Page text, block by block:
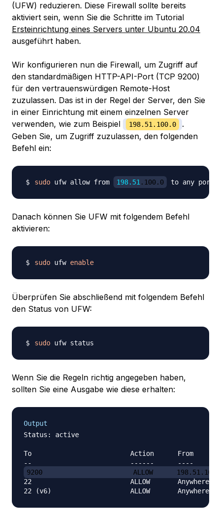
(UFW) reduzieren. Diese Firewall sollte bereits
aktiviert sein, wenn Sie die Schritte im Tutorial
Ersteinrichtung eines Servers unter Ubuntu 20.04
ausgeführt haben.
Wir konfigurieren nun die Firewall, um Zugriff auf
den standardmäßigen HTTP-API-Port (TCP 9200)
für den vertrauenswürdigen Remote-Host
zuzulassen. Das ist in der Regel der Server, den Sie
in einer Einrichtung mit einem einzelnen Server
verwenden, wie zum Beispiel
198.51.100.0
.
Geben Sie, um Zugriff zuzulassen, den folgenden
Befehl ein:
sudo ufw allow from 198.51.100.0 to any port
Danach können Sie UFW mit folgendem Befehl
aktivieren:
sudo ufw enable
Überprüfen Sie abschließend mit folgendem Befehl
den Status von UFW:
sudo
Wenn Sie die Regeln richtig angegeben haben,
sollten Sie eine Ausgabe wie diese erhalten:
Output
Status: active
To                         Action      From
9200                       ALLOW
22                         ALLOW       Anywhere